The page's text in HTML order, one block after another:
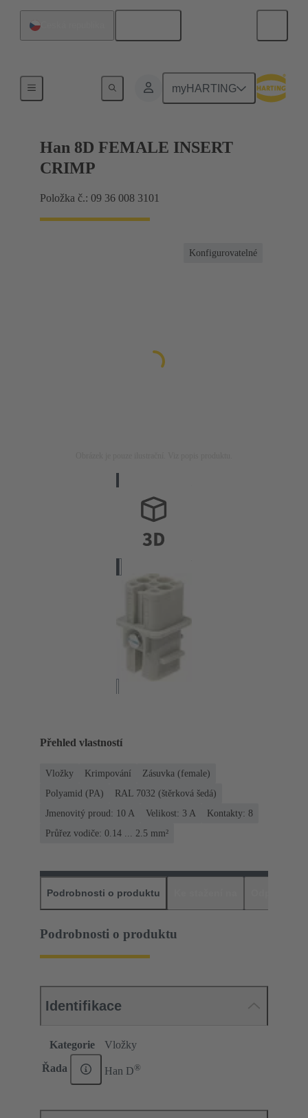
myHARTING
Han 8D FEMALE INSERT
CRIMP
Položka č.: 09 36 008 3101
Konfigurovatelné
Přehled vlastností
Vložky Krimpování
Zásuvka (female)
Polyamid (PA)
RAL 7032 (štěrková šedá)
Jmenovitý proud: ‌10 A
Velikost: 3 A
Kontakty: 8
Průřez vodiče: 0.14 ... 2.5 mm²
Podrobnosti o produktu
Podrobnosti o produktu
Identifikace
Kategorie Vložky
Řada Han D®